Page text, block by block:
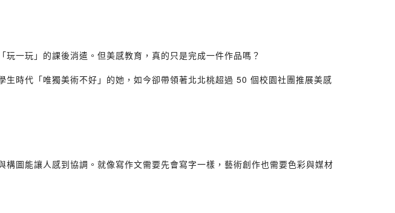
一玩」的課後消遣。但美感教育，真的只是完成一件作品嗎？
時代「唯獨美術不好」的她，如今卻帶領著北北桃超過 50 個校園社團推展美感
圖能讓人感到協調。就像寫作文需要先會寫字一樣，藝術創作也需要色彩與媒材